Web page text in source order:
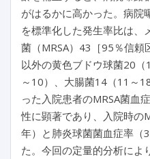
がはるかに高かった。病院
を標準化した発生率比は、
菌（MRSA）43［95％信頼
以外の黄色ブドウ球菌20
～10）、大腸菌14（11～
った入院患者のMRSA菌血
性に顕著であり、入院時の
年）と肺炎球菌菌血症率
た。今回の定量的分析によ